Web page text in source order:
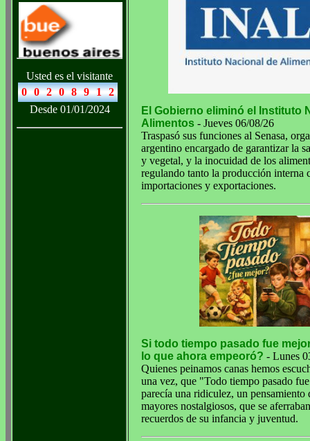
Usted es el visitante
Desde 01/01/2024
El Gobierno eliminó el Instituto
Alimentos - Jueves 06/08/26
Traspasó sus funciones al Senasa,
argentino encargado de garantizar la
y vegetal, y la inocuidad de los
regulando tanto la producción interna
importaciones y exportaciones.
Si todo tiempo pasado fue
lo que ahora empeoró? - Lunes
Quienes peinamos canas hemos
una vez, que "Todo tiempo pasado
parecía una ridiculez, un pensamiento
mayores nostalgiosos, que se
recuerdos de su infancia y juventud.